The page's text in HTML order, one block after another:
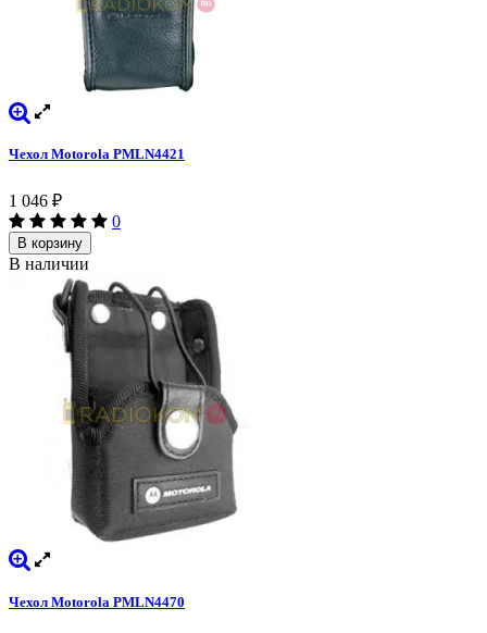
Чехол Motorola PMLN4421
1 046 ₽
0
В корзину
В наличии
Чехол Motorola PMLN4470